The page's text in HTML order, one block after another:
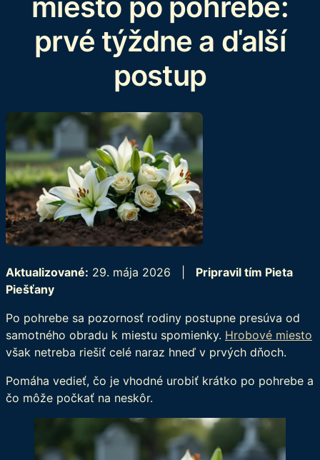
prvé týždne a ďalší
postup
Aktualizované: 29. mája 2026 | Pripravil tím Pieta
Piešťany
Po pohrebe sa pozornosť rodiny postupne presúva od
samotného obradu k miestu spomienky. Hrobové miesto
však netreba riešiť celé naraz hneď v prvých dňoch.
Pomáha vedieť, čo je vhodné urobiť krátko po pohrebe a
čo môže počkať na neskôr.